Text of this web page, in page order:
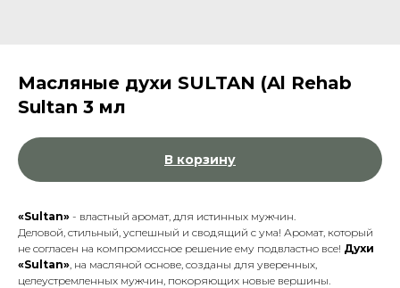
Масляные духи SULTAN (Al Rehab
Sultan 3 мл
В корзину
«Sultan» - властный аромат, для истинных мужчин.
Деловой, стильный, успешный и сводящий с ума! Аромат, который
не согласен на компромиссное решение ему подвластно все! Духи
«Sultan», на масляной основе, созданы для уверенных,
целеустремленных мужчин, покоряющих новые вершины.